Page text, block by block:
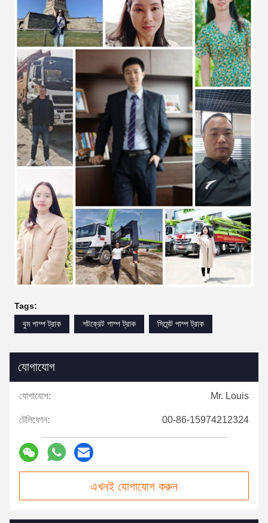
Tags:
বুম পাম্প ট্রাক
শটক্রেট পাম্প ট্রাক সিমেন্ট পাম্প ট্রাক
যোগাযোগ
যোগাযোগ: Mr. Louis
টেলিফোন: 00-86-15974212324
এখনই যোগাযোগ করুন